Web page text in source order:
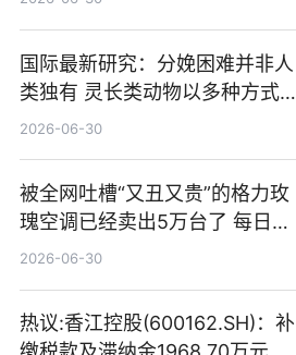
国际最新研究：分娩困难并非人
类独有 灵长类动物以多种方式演
化|最新消息
2026-06-30
被全网吐槽“又丑又贵”的格力玫
瑰空调已经卖出5万台了 每日热
文
2026-06-30
热议:香江控股(600162.SH)：补